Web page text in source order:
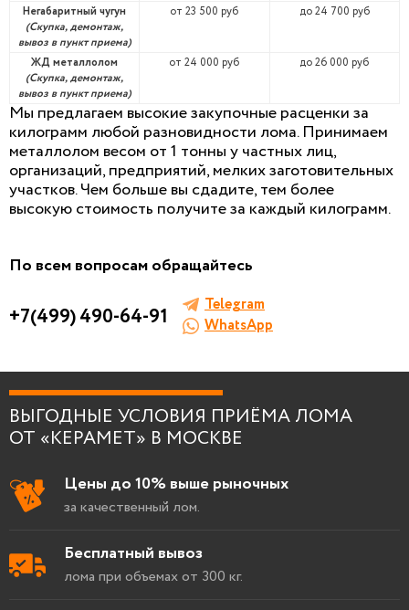
Негабаритный чугун
(Скупка, демонтаж,
вывоз в пункт приема)
от 23 500 руб до 24 700 руб
ЖД металлолом
(Скупка, демонтаж,
вывоз в пункт приема)
от 24 000 руб до 26 000 руб
Мы предлагаем высокие закупочные расценки за
килограмм любой разновидности лома. Принимаем
металлолом весом от 1 тонны у частных лиц,
организаций, предприятий, мелких заготовительных
участков. Чем больше вы сдадите, тем более
высокую стоимость получите за каждый килограмм.
По всем вопросам обращайтесь
+7(499) 490-64-91
Telegram
WhatsApp
ВЫГОДНЫЕ УСЛОВИЯ ПРИЁМА ЛОМА
ОТ «КЕРАМЕТ» В МОСКВЕ
Цены до 10% выше рыночных
за качественный лом.
Бесплатный вывоз
лома при объемах от 300 кг.